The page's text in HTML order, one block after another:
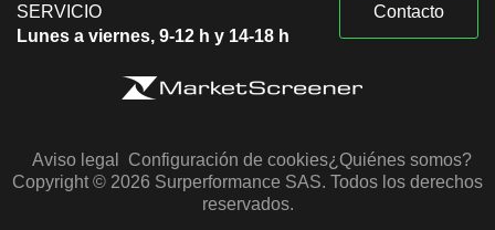
SERVICIO
Lunes a viernes, 9-12 h y 14-18 h
Contacto
Aviso legal Configuración de cookies¿Quiénes somos?
Copyright © 2026 Surperformance SAS. Todos los derechos
reservados.